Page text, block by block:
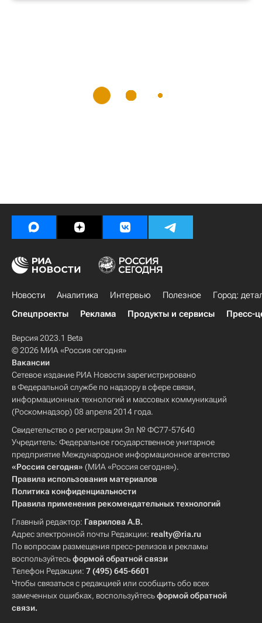
Новости Аналитика Интервью Полезное
Город:
Спецпроекты
Реклама Продукты и сервисы Пресс-
Версия 2023.1 Beta
© 2026 МИА «Россия сегодня»
Вакансии
Сетевое издание РИА Новости зарегистрировано
в Федеральной службе по надзору в сфере связи,
информационных технологий и массовых коммуникаций
(Роскомнадзор) 08 апреля 2014 года.
Свидетельство о регистрации Эл № ФС77-57640
Учредитель: Федеральное государственное унитарное
предприятие Международное информационное агентство
«Россия сегодня» (МИА «Россия сегодня»).
Правила использования материалов
Политика конфиденциальности
Правила применения рекомендательных технологий
Главный редактор: Гаврилова А.В.
Адрес электронной почты Редакции: realty@ria.ru
По вопросам размещения пресс-релизов и рекламы
воспользуйтесьформой обратной связи
Телефон Редакции: 7 (495) 645-6601
Чтобы связаться с редакцией или сообщить обо всех
замеченных ошибках, воспользуйтесьформой обратной
связи.